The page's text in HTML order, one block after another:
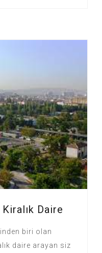
Daire
biri olan
daire arayan siz